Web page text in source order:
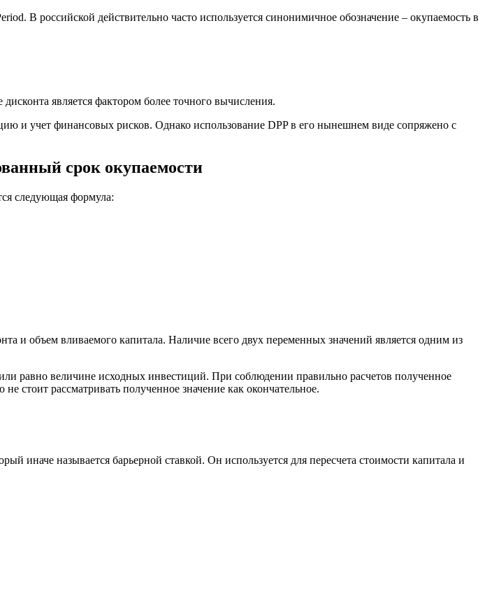
В российской действительно часто используется синонимичное обозначение – окупаемость в
является фактором более точного вычисления.
и учет финансовых рисков. Однако использование DPP в его нынешнем виде сопряжено с
срок окупаемости
следующая формула:
и объем вливаемого капитала. Наличие всего двух переменных значений является одним из
равно величине исходных инвестиций. При соблюдении правильно расчетов полученное
стоит рассматривать полученное значение как окончательное.
иначе называется барьерной ставкой. Он используется для пересчета стоимости капитала и